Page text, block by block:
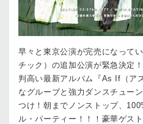
早々と東京公演が完売になって
チック）の追加公演が緊急決定
判高い最新アルバム『As If（ア
なグルーブと強力ダンスチュー
つけ！朝までノンストップ、
ル・パーティー！！！豪華ゲス